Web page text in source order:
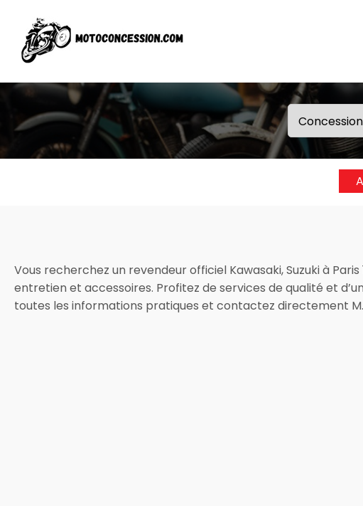
Vous recherchez un revendeur officiel Kawasaki, Suzuki à
entretien et accessoires. Profitez de services de qualité et
toutes les informations pratiques et contactez directement